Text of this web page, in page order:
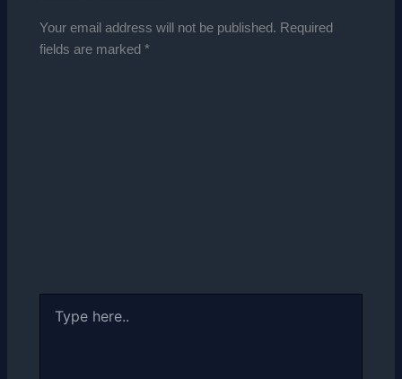
Your email address will not be published. Required
fields are marked*
here..